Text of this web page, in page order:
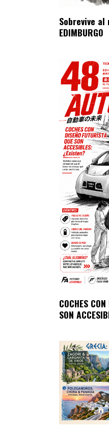
Sobrevive al
EDIMBURGO
COCHES
SON